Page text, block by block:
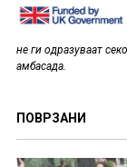
не ги одразуваат
амбасада.
ПОВРЗАНИ